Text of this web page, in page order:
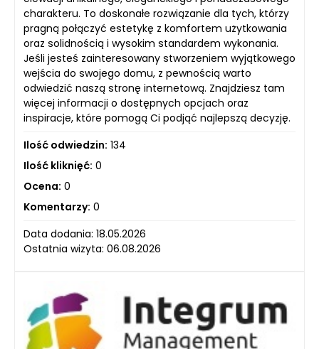
charakteru. To doskonałe rozwiązanie dla tych, którzy
pragną połączyć estetykę z komfortem użytkowania
oraz solidnością i wysokim standardem wykonania.
Jeśli jesteś zainteresowany stworzeniem wyjątkowego
wejścia do swojego domu, z pewnością warto
odwiedzić naszą stronę internetową. Znajdziesz tam
więcej informacji o dostępnych opcjach oraz
inspiracje, które pomogą Ci podjąć najlepszą decyzję.
Ilość odwiedzin: 134
Ilość kliknięć: 0
Ocena: 0
Komentarzy: 0
Data dodania: 18.05.2026
Ostatnia wizyta: 06.08.2026